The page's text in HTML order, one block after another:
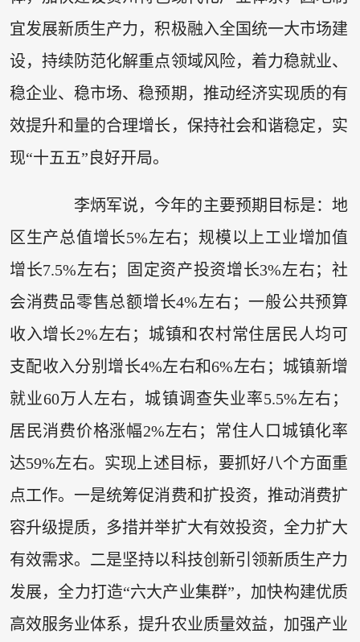
宜发展新质生产力，积极融入全国统一大市场建
设，持续防范化解重点领域风险，着力稳就业、
稳企业、稳市场、稳预期，推动经济实现质的有
效提升和量的合理增长，保持社会和谐稳定，实
现“十五五”良好开局。
李炳军说，今年的主要预期目标是：地
区生产总值增长5%左右；规模以上工业增加值
增长7.5%左右；固定资产投资增长3%左右；社
会消费品零售总额增长4%左右；一般公共预算
收入增长2%左右；城镇和农村常住居民人均可
支配收入分别增长4%左右和6%左右；城镇新增
就业60万人左右，城镇调查失业率5.5%左右；
居民消费价格涨幅2%左右；常住人口城镇化率
达59%左右。实现上述目标，要抓好八个方面重
点工作。一是统筹促消费和扩投资，推动消费扩
容升级提质，多措并举扩大有效投资，全力扩大
有效需求。二是坚持以科技创新引领新质生产力
发展，全力打造“六大产业集群”，加快构建优质
高效服务业体系，提升农业质量效益，加强产业